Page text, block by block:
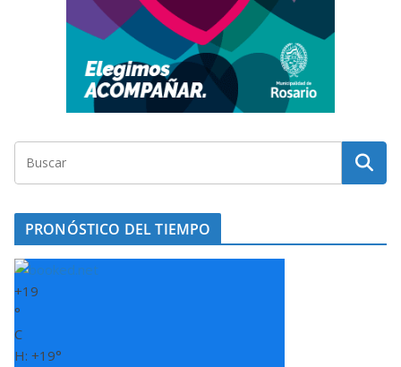
PRONÓSTICO DEL TIEMPO
+19
°
C
H: +19°